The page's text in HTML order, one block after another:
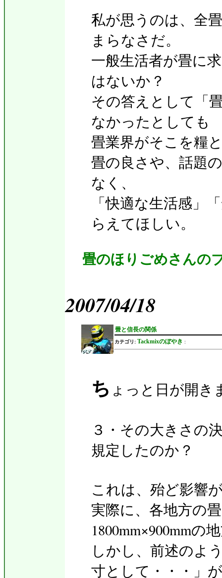
私が思うのは、全
まらなさだ。
一般生活者が畳に
はないか？
その答えとして「
なかったとしても
畳業界がそこを糧
畳の良さや、話題
なく、
「快適な生活感」
らえてほしい。
畳のほりごめさんの
2007/04/18
畳と信長の関係
カテゴリ: Tackmixのぼやき :
ち ょっと日が開き
３・その大きさの
規定したのか？
これは、殆ど影響
実際に、各地方の
1800mm×900mmの
しかし、前述のよ
寸として・・・」が